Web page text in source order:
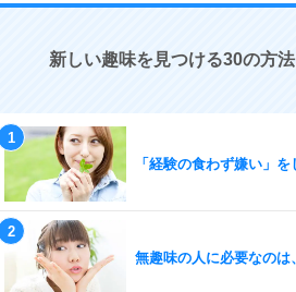
新しい趣味を見つける30の方法
「経験の食わず嫌い」を
無趣味の人に必要なのは